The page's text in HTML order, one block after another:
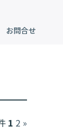
お問合せ
1 2 »